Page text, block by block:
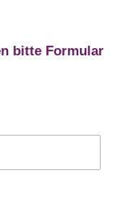
bitte Formular